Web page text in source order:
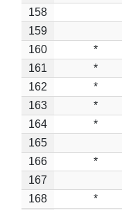
158
159
160
*
161
*
162
*
163
*
164
*
165
166
*
167
168
*